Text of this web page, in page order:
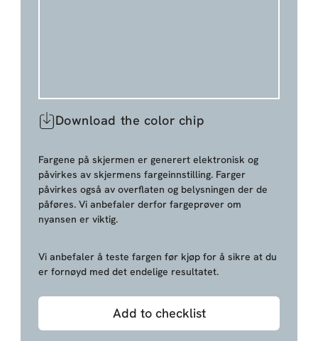
Download the color chip
Fargene på skjermen er generert elektronisk og
påvirkes av skjermens fargeinnstilling. Farger
påvirkes også av overflaten og belysningen der de
påføres. Vi anbefaler derfor fargeprøver om
nyansen er viktig.
Vi anbefaler å teste fargen før kjøp for å sikre at du
er fornøyd med det endelige resultatet.
Add to checklist